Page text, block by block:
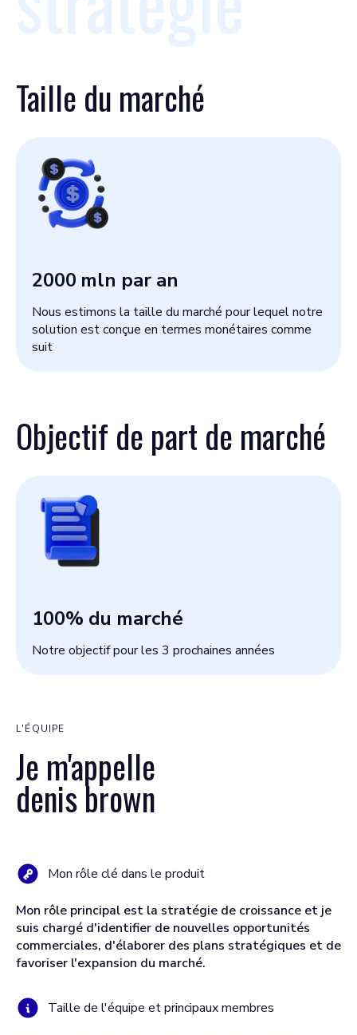
Taille du marché
2000 mln par an
Nous estimons la taille du marché pour lequel notre
solution est conçue en termes monétaires comme
suit
Objectif de part de marché
100% du marché
Notre objectif pour les 3 prochaines années
L'ÉQUIPE
Je m'appelle
denis brown
Mon rôle clé dans le produit
Mon rôle principal est la stratégie de croissance et je
suis chargé d'identifier de nouvelles opportunités
commerciales, d'élaborer des plans stratégiques et de
favoriser l'expansion du marché.
Taille de l'équipe et principaux membres